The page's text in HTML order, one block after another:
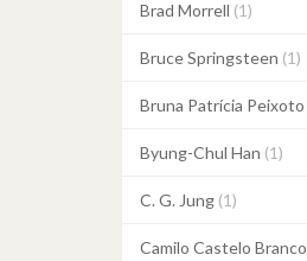
Brad Morrell (1)
Bruce Springsteen (1)
Bruna Patrícia Peixoto
Byung-Chul Han (1)
C. G. Jung (1)
Camilo Castelo Branco